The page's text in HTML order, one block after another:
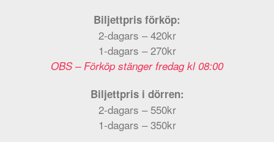
Biljettpris förköp:
2-dagars – 420kr
1-dagars – 270kr
OBS – Förköp stänger fredag kl 08:00
Biljettpris i dörren:
2-dagars – 550kr
1-dagars – 350kr